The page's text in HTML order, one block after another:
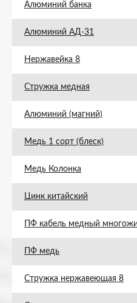
Алюминий банка
Алюминий АД-31
Нержавейка 8
Стружка медная
Алюминий (магний)
Медь 1 сорт (блеск)
Медь Колонка
Цинк китайский
ПФ кабель медный
ПФ медь
Стружка нержавеющая 8